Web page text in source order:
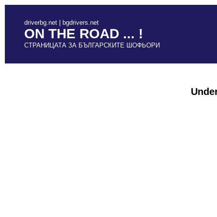
driverbg.net | bgdrivers.net
ON THE ROAD ... !
СТРАНИЦАТА ЗА БЪЛГАРСКИТЕ ШОФЬОРИ